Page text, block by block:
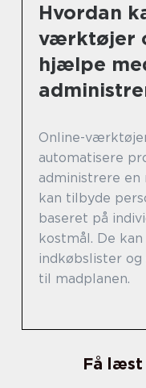
Hvordan
værktøjer
hjælpe
Online-
automatisere
administrere
kan tilbyde
baseret på
kostmål. De
indkøbslister
til madplanen.
Få